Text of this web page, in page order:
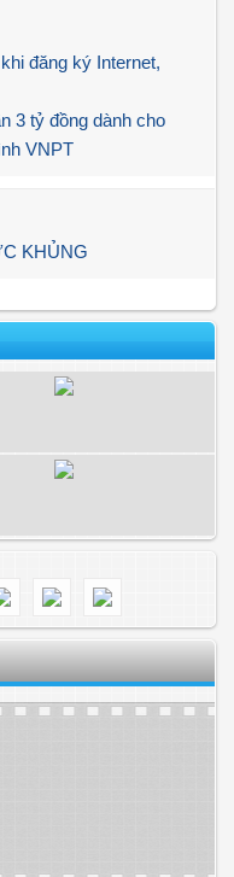
đăng ký Internet,
3 tỷ đồng dành cho
VNPT
KHỦNG